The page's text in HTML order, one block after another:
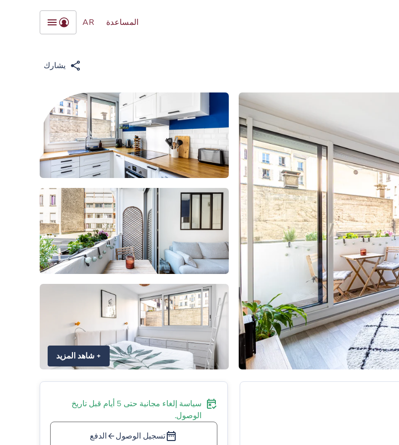
المساعدة AR
يشارك
+ شاهد المزيد
سياسة إلغاء مجانية حتى 5 أيام قبل تاريخ
الوصول.
تسجيل الوصول الدفع